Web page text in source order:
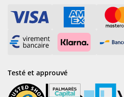
Testé et approuvé